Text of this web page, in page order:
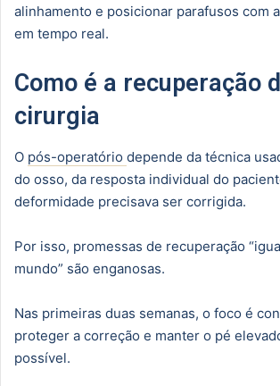
alinhamento e posicionar parafusos com
em tempo real.
Como é a recuperação
cirurgia
O pós-operatório depende da técnica
do osso, da resposta individual do
deformidade precisava ser corrigida.
Por isso, promessas de recuperação
mundo” são enganosas.
Nas primeiras duas semanas, o foco é
proteger a correção e manter o pé
possível.